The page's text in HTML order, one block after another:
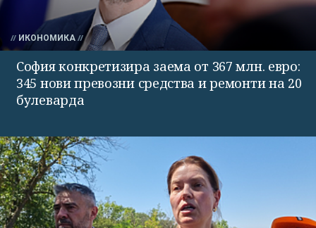
ИКОНОМИКА
София конкретизира заема от 367 млн. евро:
345 нови превозни средства и ремонти на 20
булеварда